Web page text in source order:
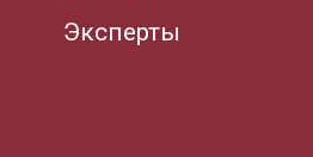
Эксперты